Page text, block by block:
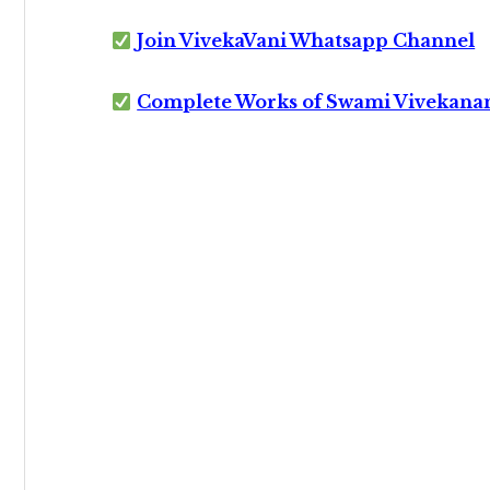
Join VivekaVani Whatsapp Channel
Complete Works of Swami